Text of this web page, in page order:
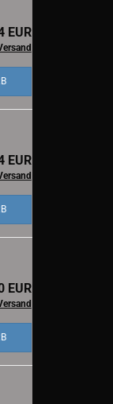
EUR
EUR
EUR